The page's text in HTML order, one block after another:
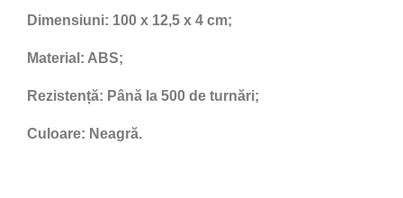
Dimensiuni: 100 x 12,5 x 4 cm;
Material: ABS;
Rezistență: Până la 500 de turnări;
Culoare: Neagră.